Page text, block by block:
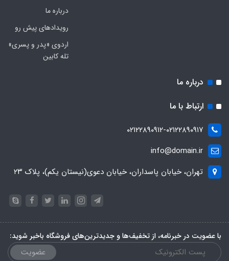
درباره ما
رویدادهای پیش رو
اردوی «پدر و پسری»
تله کابین
درباره ما
ارتباط با ما
۰۲۱۲۲۸۹۰۹۱۲-۰۲۱۲۲۸۹۰۹۱۷
info@domain.ir
تهران، خیابان پاسداران، خیابان دعوی(نیستان یکم)، پلاک ۲۳
با عضویت در خبرنامه، از تخفیف‌ها و جدیدترین‌های فروشگاه باخبر شوید:
عضویت